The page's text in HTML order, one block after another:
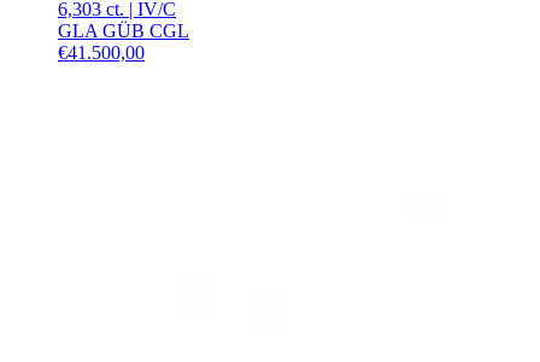
6,303 ct. | IV/C
GLA GÜB CGL
€41.500,00